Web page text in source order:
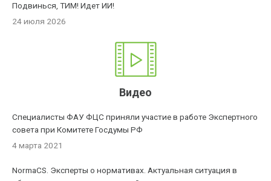
Подвинься, ТИМ! Идет ИИ!
24 июля 2026
Видео
Специалисты ФАУ ФЦС приняли участие в работе Экспертного
совета при Комитете Госдумы РФ
4 марта 2021
NormaCS. Эксперты о нормативах. Актуальная ситуация в